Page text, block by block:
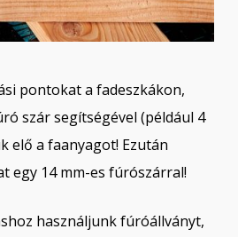
pontokat a fadeszkákon,
szár segítségével (például 4
elő a faanyagot! Ezután
egy 14 mm-es fúrószárral!
használjunk fúróállványt,